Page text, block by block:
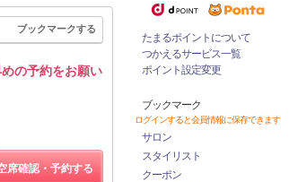
ブックマークする
の予約をお願い
席確認・予約する
たまるポイントについて
つかえるサービス一覧
ポイント設定変更
ブックマーク
ログインすると会員情報に保存できます
サロン
スタイリスト
クーポン